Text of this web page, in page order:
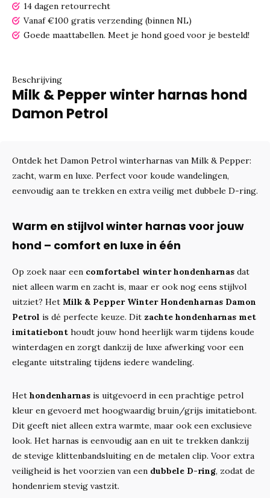
14 dagen retourrecht
Vanaf €100 gratis verzending (binnen NL)
Goede maattabellen. Meet je hond goed voor je besteld!
Beschrijving
Milk & Pepper winter harnas hond
Damon Petrol
Ontdek het Damon Petrol winterharnas van Milk & Pepper:
zacht, warm en luxe. Perfect voor koude wandelingen,
eenvoudig aan te trekken en extra veilig met dubbele D-ring.
Warm en stijlvol winter harnas voor jouw
hond – comfort en luxe in één
Op zoek naar een comfortabel winter hondenharnas dat
niet alleen warm en zacht is, maar er ook nog eens stijlvol
uitziet? Het Milk & Pepper Winter Hondenharnas Damon
Petrol is dé perfecte keuze. Dit zachte hondenharnas met
imitatiebont houdt jouw hond heerlijk warm tijdens koude
winterdagen en zorgt dankzij de luxe afwerking voor een
elegante uitstraling tijdens iedere wandeling.
Het hondenharnas is uitgevoerd in een prachtige petrol
kleur en gevoerd met hoogwaardig bruin/grijs imitatiebont.
Dit geeft niet alleen extra warmte, maar ook een exclusieve
look. Het harnas is eenvoudig aan en uit te trekken dankzij
de stevige klittenbandsluiting en de metalen clip. Voor extra
veiligheid is het voorzien van een dubbele D-ring, zodat de
hondenriem stevig vastzit.